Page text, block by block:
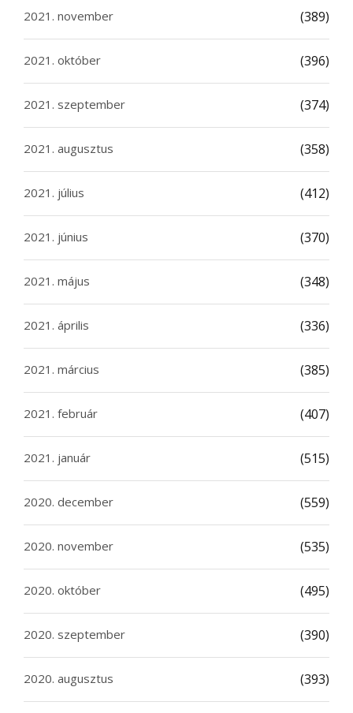
2021. november (389)
2021. október (396)
2021. szeptember (374)
2021. augusztus (358)
2021. július (412)
2021. június (370)
2021. május (348)
2021. április (336)
2021. március (385)
2021. február (407)
2021. január (515)
2020. december (559)
2020. november (535)
2020. október (495)
2020. szeptember (390)
2020. augusztus (393)